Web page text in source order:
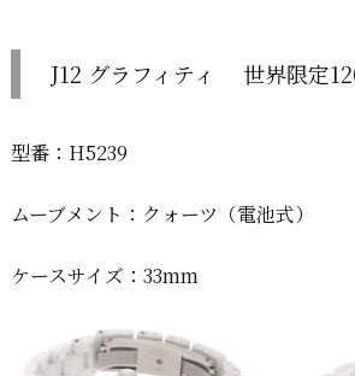
J12 グラフィティ 世界限定
型番：H5239
ムーブメント：クォーツ（電池式）
ケースサイズ：33mm